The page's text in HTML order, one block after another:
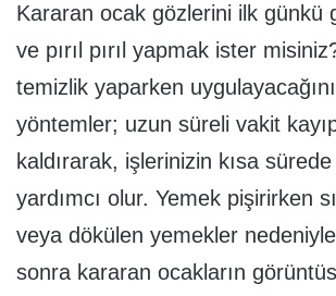
Kararan ocak gözlerini ilk günkü
ve pırıl pırıl yapmak ister
temizlik yaparken
yöntemler; uzun süreli vakit
kaldırarak, işlerinizin kısa
yardımcı olur. Yemek pişirirken
veya dökülen yemekler
sonra kararan ocakların